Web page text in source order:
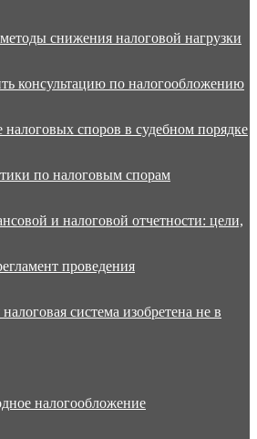
снижения налоговой нагрузки
консультацию по налогообложению
налоговых споров в судебном порядке
по налоговым спорам
и налоговой отчетности: цели,
проведения
система изобретена не в
налогообложение